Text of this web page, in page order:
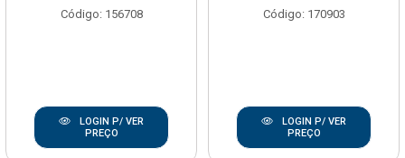
Código: 156708
LOGIN P/ VER
PREÇO
Código: 170903
LOGIN P/ VER
PREÇO